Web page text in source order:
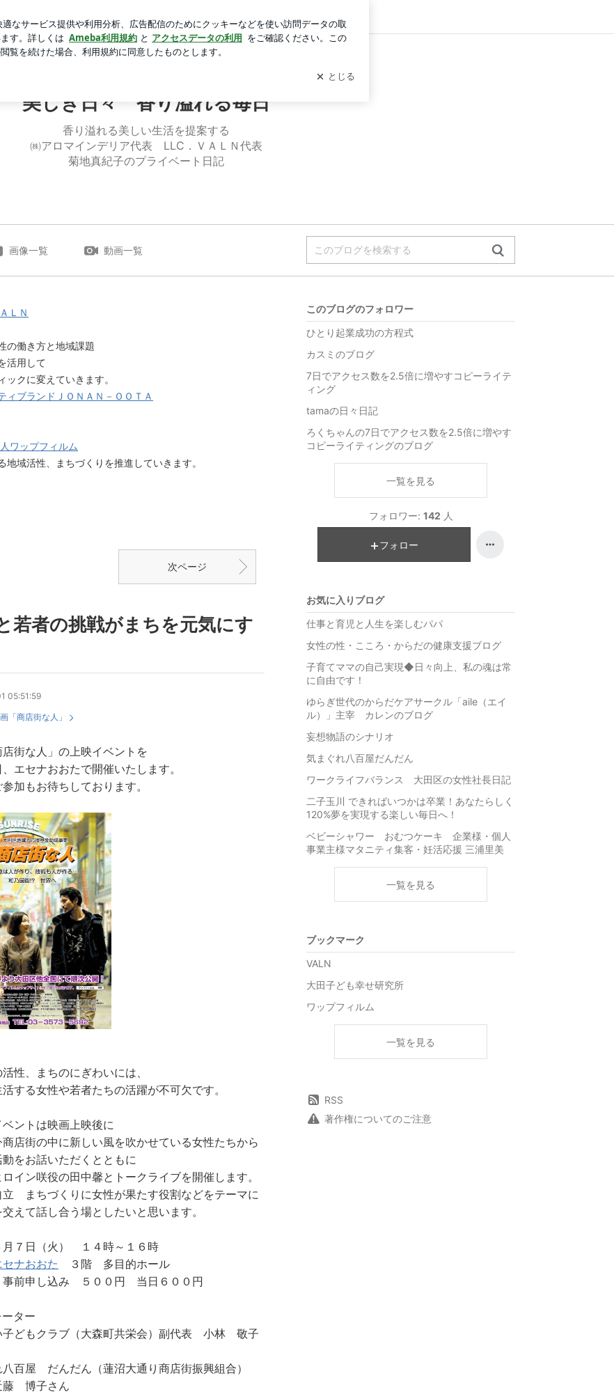
な上司 ログイン
美しき日々 香り溢れる毎日
香り溢れる美しい生活を提案する
㈱アロマインデリア代表 LLC．ＶＡＬＮ代表
菊地真紀子のプライベート日記
画像一覧 動画一覧
ＬＮ
の働き方と地域課題
活用して
ックに変えていきます。
ィブランドＪＯＮＡＮ－ＯＯＴＡ
ワップフィルム
地域活性、まちづくりを推進していきます。
次ページ
若者の挑戦がまちを元気にす
05:51:59
「商店街な人」
街な人」の上映イベントを
、エセナおおたで開催いたします。
加もお待ちしております。
性、まちのにぎわいには、
する女性や若者たちの活躍が不可欠です。
ントは映画上映後に
店街の中に新しい風を吹かせている女性たちから
をお話いただくとともに
イン咲役の田中馨とトークライブを開催します。
立 まちづくりに女性が果たす役割などをテーマに
えて話し合う場としたいと思います。
月７日（火） １４時～１６時
セナおおた ３階 多目的ホール
事前申し込み ５００円 当日６００円
ター
子どもクラブ（大森町共栄会）副代表 小林 敬子
八百屋 だんだん（蓮沼大通り商店街振興組合）
博子さん
このブログのフォロワー
ひとり起業成功の方程式
カスミのブログ
7日でアクセス数を2.5倍に増やすコピーライテ
ィング
tamaの日々日記
ろくちゃんの7日でアクセス数を2.5倍に増やす
コピーライティングのブログ
一覧を見る
フォロワー: 142 人
フォロー
お気に入りブログ
仕事と育児と人生を楽しむパパ
女性の性・こころ・からだの健康支援ブログ
子育てママの自己実現◆日々向上、私の魂は常
に自由です！
ゆらぎ世代のからだケアサークル「aile（エイ
ル）」主宰 カレンのブログ
妄想物語のシナリオ
気まぐれ八百屋だんだん
ワークライフバランス 大田区の女性社長日記
二子玉川 できればいつかは卒業！あなたらしく
120%夢を実現する楽しい毎日へ！
ベビーシャワー おむつケーキ 企業様・個人
事業主様マタニティ集客・妊活応援 三浦里美
一覧を見る
ブックマーク
VALN
大田子ども幸せ研究所
ワップフィルム
一覧を見る
RSS
著作権についてのご注意